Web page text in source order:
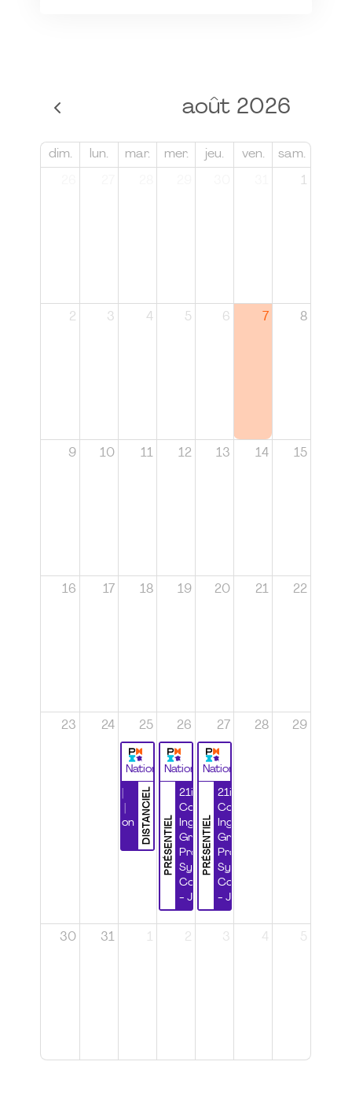
août 2026
dim. lun. mar. mer. jeu. ven. sam.
1
2 3 4 5 6 7 8
9 10 11 12 13 14 15
16 17 18 19 20 21 22
23 24 25
National
DISTANCIEL
Certification
26
National
PRÉSENTIEL
21ième
Congrès
Ingénierie
Grands
Projets et
Systèmes
Complexes
- Jour 1
27
National
PRÉSENTIEL
21ième
Congrès
Ingénierie
Grands
Projets et
Systèmes
Complexes
- Jour 2
28 29
30 31 1 2 3 4 5